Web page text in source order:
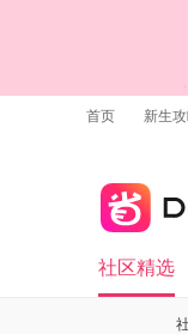
首页 新生
社区精选